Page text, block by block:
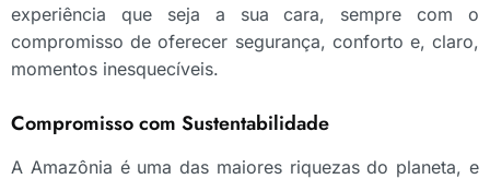
experiência que seja a sua cara, sempre com o
compromisso de oferecer segurança, conforto e, claro,
momentos inesquecíveis.
Compromisso com Sustentabilidade
A Amazônia é uma das maiores riquezas do planeta, e